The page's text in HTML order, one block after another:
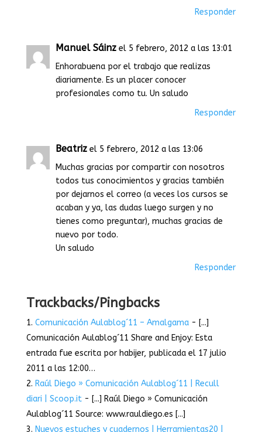
Responder
Manuel Sáinz el 5 febrero, 2012 a las 13:01
Enhorabuena por el trabajo que realizas
diariamente. Es un placer conocer
profesionales como tu. Un saludo
Responder
Beatriz el 5 febrero, 2012 a las 13:06
Muchas gracias por compartir con nosotros
todos tus conocimientos y gracias también
por dejarnos el correo (a veces los cursos se
acaban y ya, las dudas luego surgen y no
tienes como preguntar), muchas gracias de
nuevo por todo.
Un saludo
Responder
Trackbacks/Pingbacks
Comunicación Aulablog´11 – Amalgama- [...]
Comunicación Aulablog´11 Share and Enjoy: Esta
entrada fue escrita por habijer, publicada el 17 julio
2011 a las 12:00…
Raúl Diego » Comunicación Aulablog´11 | Recull
diari | Scoop.it- [...] Raúl Diego » Comunicación
Aulablog´11 Source: www.rauldiego.es [...]
Nuevos estuches y cuadernos | Herramientas20 |